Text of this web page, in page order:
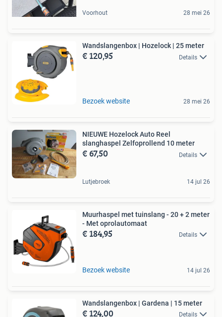
Voorhout 28 mei 26
Wandslangenbox | Hozelock | 25 meter
€ 120,95 Details
Bezoek website 28 mei 26
NIEUWE Hozelock Auto Reel
slanghaspel Zelfoprollend 10 meter
€ 67,50 Details
Lutjebroek 14 jul 26
Muurhaspel met tuinslang - 20 + 2 meter
- Met oprolautomaat
€ 184,95 Details
Bezoek website 14 jul 26
Wandslangenbox | Gardena | 15 meter
€ 124,00 Details